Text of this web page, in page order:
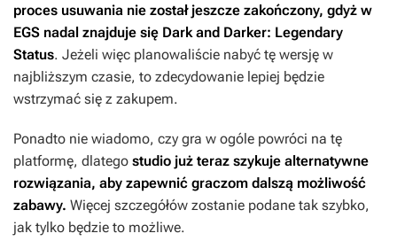
proces usuwania nie został jeszcze zakończony, gdyż w
EGS nadal znajduje się Dark and Darker: Legendary
Status. Jeżeli więc planowaliście nabyć tę wersję w
najbliższym czasie, to zdecydowanie lepiej będzie
wstrzymać się z zakupem.
Ponadto nie wiadomo, czy gra w ogóle powróci na tę
platformę, dlatego studio już teraz szykuje alternatywne
rozwiązania, aby zapewnić graczom dalszą możliwość
zabawy. Więcej szczegółów zostanie podane tak szybko,
jak tylko będzie to możliwe.